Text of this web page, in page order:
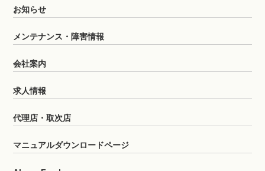
お知らせ
メンテナンス・障害情報
会社案内
求人情報
代理店・取次店
マニュアルダウンロードページ